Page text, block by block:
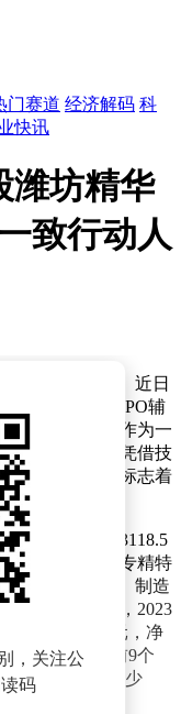
门赛道 经济解码 科
快讯
潍坊精华
致行动人
称“潍坊精华”）近日
证监局提交的IPO辅
任辅导机构。作为一
业，潍坊精华凭借技
次冲刺北交所标志着
月，注册资本3118.5
长。作为国家专精特
备设备的研发、制造
根据财务数据，2023
亿元和2.28亿元，净
过，2025年前9个
净利润同比减少
关注。
，关注公
码